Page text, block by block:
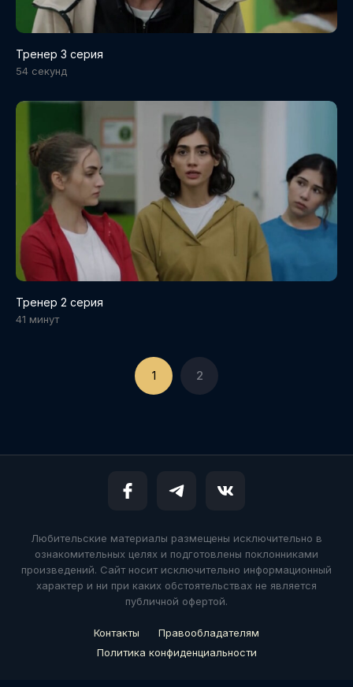
Тренер 3 серия
54 cекунд
Тренер 2 серия
41 минут
1 2
Любительские материалы размещены исключительно в
ознакомительных целях и подготовлены поклонниками
произведений. Сайт носит исключительно информационный
характер и ни при каких обстоятельствах не является
публичной офертой.
Контакты
Правообладателям
Политика конфиденциальности